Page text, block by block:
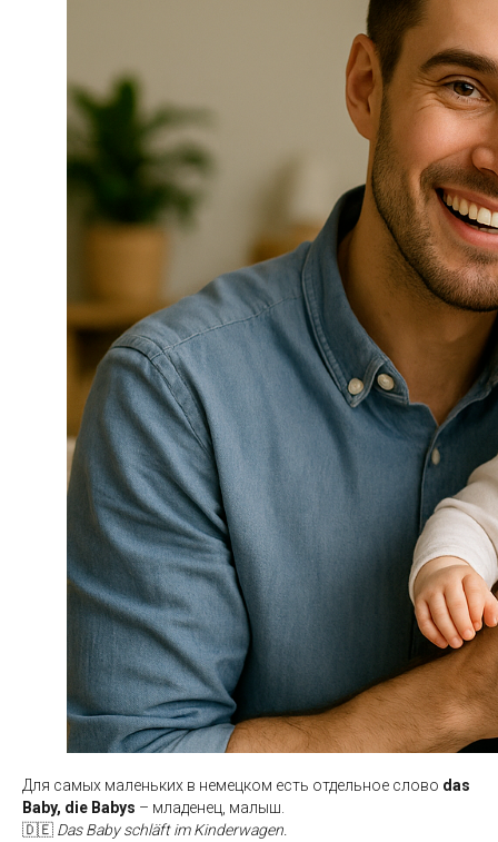
Для самых маленьких в немецком есть отдельное слово das
Baby, die Babys – младенец, малыш.
🇩🇪 Das Baby schläft im Kinderwagen.